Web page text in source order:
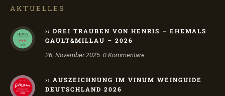
AKTUELLES
›› DREI TRAUBEN VON HENRIS – EHEMALS
GAULT&MILLAU – 2026
26. November 2025 0 Kommentare
›› AUSZEICHNUNG IM VINUM WEINGUIDE
DEUTSCHLAND 2026